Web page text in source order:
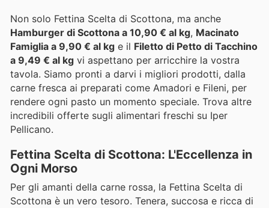
Non solo Fettina Scelta di Scottona, ma anche
Hamburger di Scottona a 10,90 € al kg, Macinato
Famiglia a 9,90 € al kg e il Filetto di Petto di Tacchino
a 9,49 € al kg vi aspettano per arricchire la vostra
tavola. Siamo pronti a darvi i migliori prodotti, dalla
carne fresca ai preparati come Amadori e Fileni, per
rendere ogni pasto un momento speciale. Trova altre
incredibili offerte sugli alimentari freschi su Iper
Pellicano.
Fettina Scelta di Scottona: L'Eccellenza in
Ogni Morso
Per gli amanti della carne rossa, la Fettina Scelta di
Scottona è un vero tesoro. Tenera, succosa e ricca di